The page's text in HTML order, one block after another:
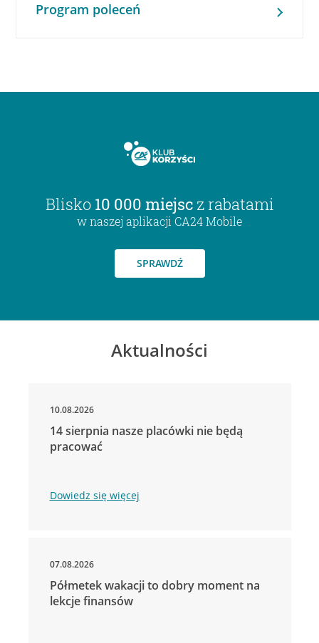
Program poleceń
Blisko 10 000 miejsc z rabatami
w naszej aplikacji CA24 Mobile
SPRAWDŹ
Aktualności
10.08.2026
14 sierpnia nasze placówki nie będą
pracować
Dowiedz się więcej
07.08.2026
Półmetek wakacji to dobry moment na
lekcje finansów